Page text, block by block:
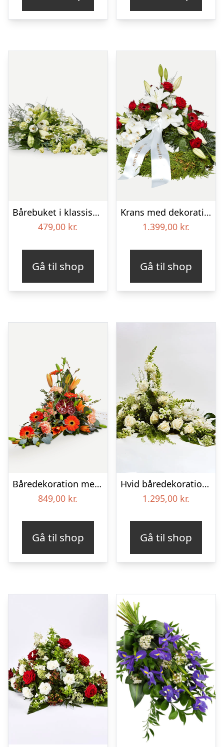
Bårebuket i klassisk stil – hvid
479,00 kr.
Gå til shop
Krans med dekoration i klassisk stil – rød og hvid – med bånd
1.399,00 kr.
Gå til shop
Båredekoration med bånd
849,00 kr.
Gå til shop
Hvid båredekoration – Blomster til begravelse
1.295,00 kr.
Gå til shop